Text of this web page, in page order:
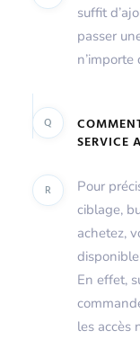
suffit
passer
Q
SERVICE
R
Pour
ciblage,
achetez,
En effet,
les accès